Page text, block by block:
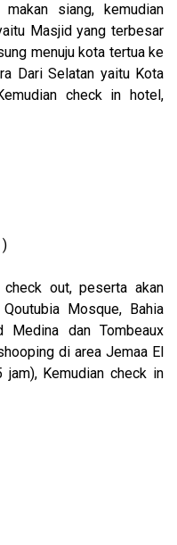
siang, kemudian
Masjid yang terbesar
menuju kota tertua ke
Dari Selatan yaitu Kota
check in hotel,
)
out, peserta akan
Mosque, Bahia
Medina dan Tombeaux
di area Jemaa El
jam), Kemudian check in